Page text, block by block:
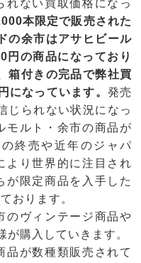
れない買取価格になっ
本限定で販売された
の余市はアサヒビール
円の商品になっており
箱付きの完品で弊社買
になっています。 発売
じられない状況になっ
モルト・余市の商品が
終売や近年のジャパ
より世界的に注目され
が限定商品を入手した
おります。
のヴィンテージ商品や
が購入していきます。
品が数種類販売されて